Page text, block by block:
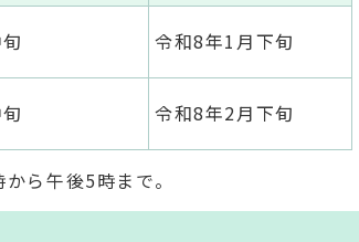
令和8年1月下旬
令和8年2月下旬
ら午後5時まで。